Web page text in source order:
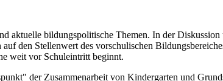
aktuelle bildungspolitische Themen. In der Diskussion
den Stellenwert des vorschulischen
weit vor Schuleintritt beginnt.
der Zusammenarbeit von Kindergarten und